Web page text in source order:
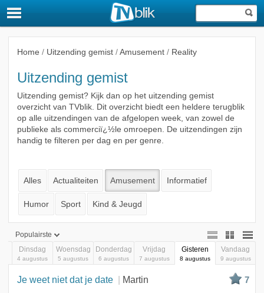
Home / Uitzending gemist / Amusement / Reality
Uitzending gemist
Uitzending gemist? Kijk dan op het uitzending gemist
overzicht van TVblik. Dit overzicht biedt een heldere terugblik
op alle uitzendingen van de afgelopen week, van zowel de
publieke als commerciï¿½le omroepen. De uitzendingen zijn
handig te filteren per dag en per genre.
Alles Actualiteiten Amusement Informatief
Humor Sport Kind & Jeugd
Populairste
Populairste
Dinsdag
4 augustus
Woensdag
5 augustus
Donderdag
6 augustus
Vrijdag
7 augustus
Gisteren
8 augustus
Vandaag
9 augustus
Je weet niet dat je date Martin 7